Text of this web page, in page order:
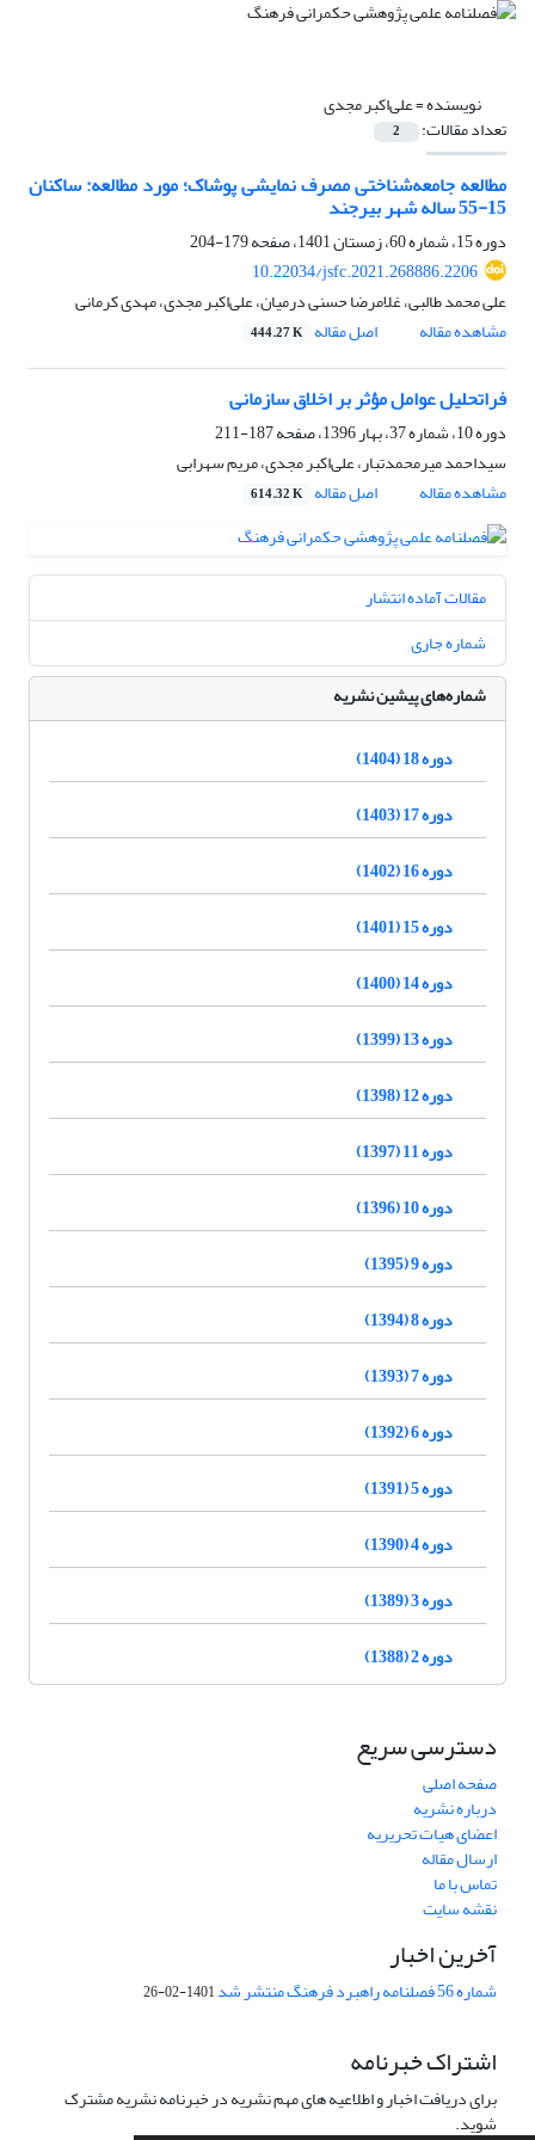
نویسنده =علی‌اکبر مجدی
تعداد مقالات: 2
مطالعه جامعه‌شناختی مصرف نمایشی پوشاک؛ مورد مطالعه: ساکنان
15-55 ساله شهر بیرجند
دوره 15، شماره 60، زمستان 1401، صفحه
179-204
10.22034/jsfc.2021.268886.2206
علی محمد طالبی، غلامرضا حسنی درمیان، علی‌اکبر مجدی، مهدی کرمانی
مشاهده مقاله
اصل مقاله 444.27 K
فراتحلیل عوامل مؤثر بر اخلاق سازمانی
دوره 10، شماره 37، بهار 1396، صفحه
187-211
سیداحمد میرمحمدتبار، علی‌اکبر مجدی، مریم سهرابی
مشاهده مقاله
اصل مقاله 614.32 K
مقالات آماده انتشار
شماره جاری
شماره‌های پیشین نشریه
دوره 18 (1404)
دوره 17 (1403)
دوره 16 (1402)
دوره 15 (1401)
دوره 14 (1400)
دوره 13 (1399)
دوره 12 (1398)
دوره 11 (1397)
دوره 10 (1396)
دوره 9 (1395)
دوره 8 (1394)
دوره 7 (1393)
دوره 6 (1392)
دوره 5 (1391)
دوره 4 (1390)
دوره 3 (1389)
دوره 2 (1388)
دسترسی سریع
صفحه اصلی
درباره نشریه
اعضای هیات تحریریه
ارسال مقاله
تماس با ما
نقشه سایت
آخرین اخبار
شماره 56 فصلنامه راهبرد فرهنگ منتشر شد 1401-02-26
اشتراک خبرنامه
برای دریافت اخبار و اطلاعیه های مهم نشریه در خبرنامه نشریه مشترک
شوید.